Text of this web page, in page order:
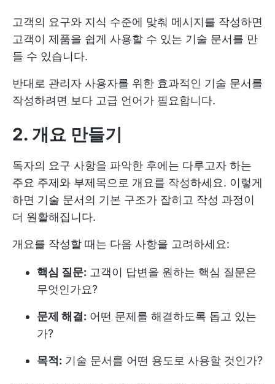
고객의 요구와 지식 수준에 맞춰 메시지를 작성하면
고객이 제품을 쉽게 사용할 수 있는 기술 문서를 만
들 수 있습니다.
반대로 관리자 사용자를 위한 효과적인 기술 문서를
작성하려면 보다 고급 언어가 필요합니다.
2. 개요 만들기
독자의 요구 사항을 파악한 후에는 다루고자 하는
주요 주제와 부제목으로 개요를 작성하세요. 이렇게
하면 기술 문서의 기본 구조가 잡히고 작성 과정이
더 원활해집니다.
개요를 작성할 때는 다음 사항을 고려하세요:
핵심 질문: 고객이 답변을 원하는 핵심 질문은
무엇인가요?
문제 해결: 어떤 문제를 해결하도록 돕고 있는
가?
목적: 기술 문서를 어떤 용도로 사용할 것인가?